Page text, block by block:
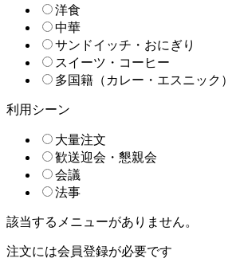
洋食
中華
サンドイッチ・おにぎり
スイーツ・コーヒー
多国籍（カレー・エスニック）
利用シーン
大量注文
歓送迎会・懇親会
会議
法事
該当するメニューがありません。
注文には会員登録が必要です